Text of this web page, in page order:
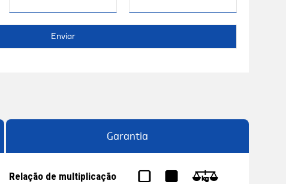
Enviar
Garantia
Relação de multiplicação
0